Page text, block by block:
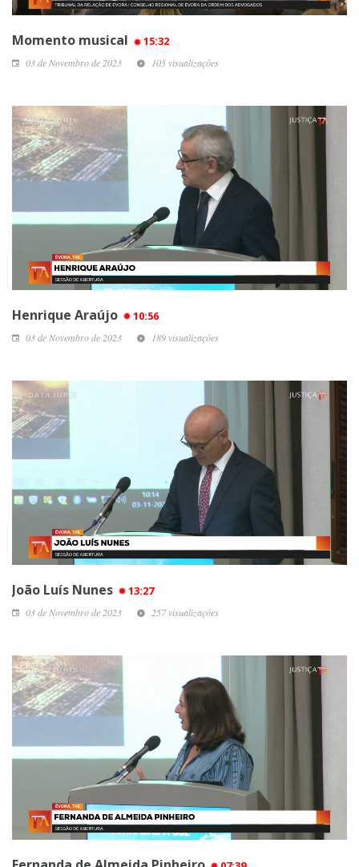
Momento musical 15:32
03 de Novembro de 2023 105 visualizações
Henrique Araújo 10:56
03 de Novembro de 2023 189 visualizações
João Luís Nunes 13:27
03 de Novembro de 2023 257 visualizações